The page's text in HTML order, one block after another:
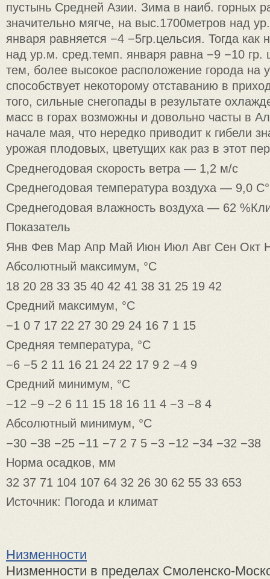
пустынь Средней Азии. Зима в наиб. горных
значительно мягче, на выс.1700метров над
января равняется −4 −5гр.цельсия. Тогда как
над ур.м. сред.темп. января равна −9 −10 гр.
тем, более высокое расположение города на
способствует некоторому отставанию в
того, сильные снегопады в результате
масс в горах возможны и довольно часты в
начале мая, что нередко приводит к гибели
урожая плодовых, цветущих как раз в этот
Среднегодовая скорость ветра — 1,2 м/с
Среднегодовая температура воздуха — 9,0 C°
Среднегодовая влажность воздуха — 62
Показатель
Янв Фев Мар Апр Май Июн Июл Авг Сен Окт
Абсолютный максимум, °C
18 20 28 33 35 40 42 41 38 31 25 19 42
Средний максимум, °C
−1 0 7 17 22 27 30 29 24 16 7 1 15
Средняя температура, °C
−6 −5 2 11 16 21 24 22 17 9 2 −4 9
Средний минимум, °C
−12 −9 −2 6 11 15 18 16 11 4 −3 −8 4
Абсолютный минимум, °C
−30 −38 −25 −11 −7 2 7 5 −3 −12 −34 −32 −38
Норма осадков, мм
32 37 71 104 107 64 32 26 30 62 55 33 653
Источник: Погода и климат
Низменности
Низменности в пределах Смоленско-